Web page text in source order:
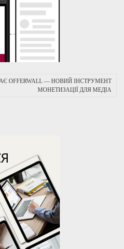
OFFERWALL — НОВИЙ ІНСТРУМЕНТ
МОНЕТИЗАЦІЇ ДЛЯ МЕДІА